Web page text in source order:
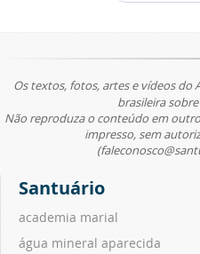
Os textos, fotos, artes e vídeos do
brasileira
Não reproduza o conteúdo em
impresso, sem
Santuário
academia marial
água mineral aparecida